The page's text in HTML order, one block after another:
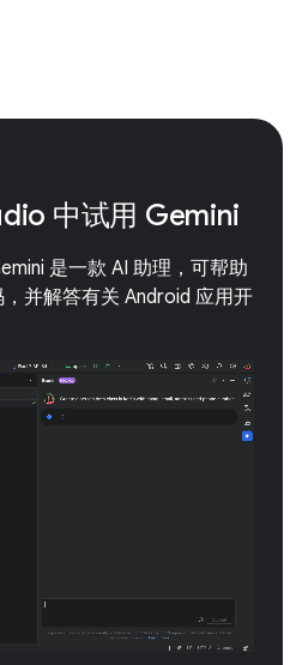
中试用 Gemini
是一款 AI 助理，可帮助
并解答有关 Android 应用开